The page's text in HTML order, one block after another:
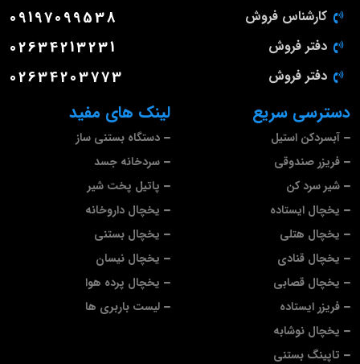
لینک های مفید
دستگاه بستنی ساز
سردخانه جسد
پاتیل پخت شیر
یخچال داروخانه
یخچال بستنی
یخچال نیسان
یخچال پرده هوا
لیست باربری ها
دسترسی سریع
آبسردکن استیل
فریزر صندوقی
شیر سرد کن
یخچال ایستاده
یخچال هتلی
یخچال قنادی
یخچال قصابی
فریزر ایستاده
یخچال نوشابه
تاپینگ بستنی
کارشناس فروش 09197099538
دفتر فروش 02634213231
دفتر فروش 02634203773